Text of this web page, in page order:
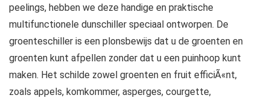
peelings, hebben we deze handige en praktische
multifunctionele dunschiller speciaal ontworpen. De
groenteschiller is een plonsbewijs dat u de groenten en
groenten kunt afpellen zonder dat u een puinhoop kunt
maken. Het schilde zowel groenten en fruit efficiÃ«nt,
zoals appels, komkommer, asperges, courgette,